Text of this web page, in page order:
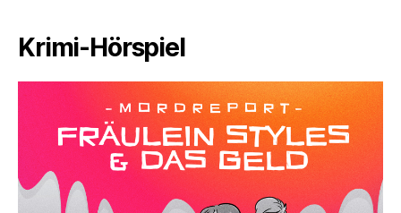
Krimi-Hörspiel